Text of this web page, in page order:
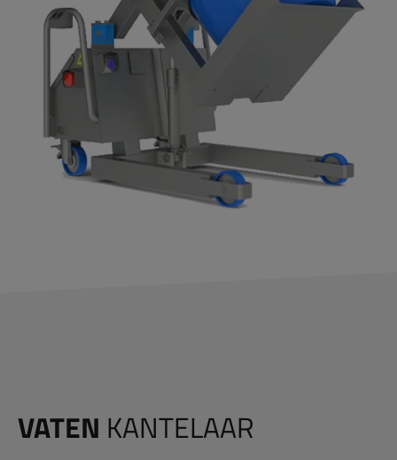
VATEN KANTELAAR